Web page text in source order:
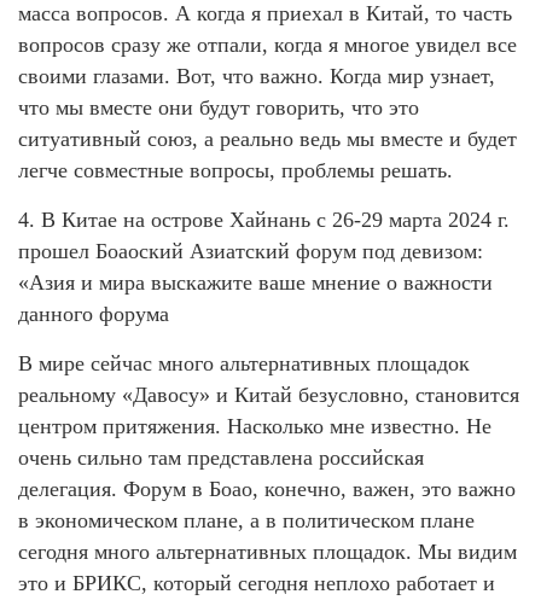
масса вопросов. А когда я приехал в Китай, то часть
вопросов сразу же отпали, когда я многое увидел все
своими глазами. Вот, что важно. Когда мир узнает,
что мы вместе они будут говорить, что это
ситуативный союз, а реально ведь мы вместе и будет
легче совместные вопросы, проблемы решать.
4. В Китае на острове Хайнань с 26-29 марта 2024 г.
прошел Боаоский Азиатский форум под девизом:
«Азия и мира выскажите ваше мнение о важности
данного форума
В мире сейчас много альтернативных площадок
реальному «Давосу» и Китай безусловно, становится
центром притяжения. Насколько мне известно. Не
очень сильно там представлена российская
делегация. Форум в Боао, конечно, важен, это важно
в экономическом плане, а в политическом плане
сегодня много альтернативных площадок. Мы видим
это и БРИКС, который сегодня неплохо работает и